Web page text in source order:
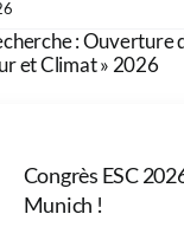
: Ouverture
et Climat » 2026
Congrès ESC
Munich !